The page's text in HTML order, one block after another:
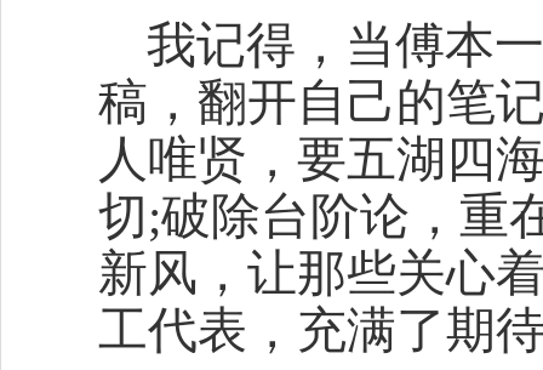
我记得，当傅本
稿，翻开自己的笔
人唯贤，要五湖四
切;破除台阶论，重
新风，让那些关心
工代表，充满了期